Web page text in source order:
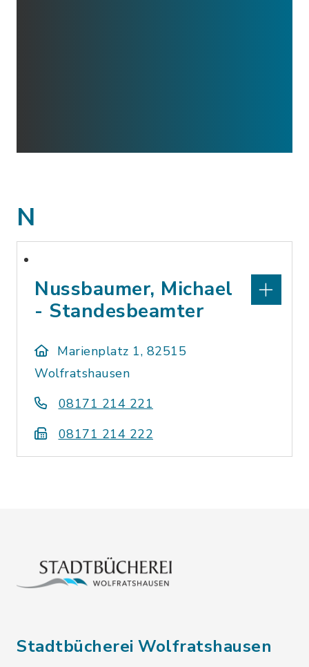
N
Nussbaumer, Michael
- Standesbeamter
Marienplatz 1, 82515
Wolfratshausen
08171 214 221
08171 214 222
Stadtbücherei Wolfratshausen